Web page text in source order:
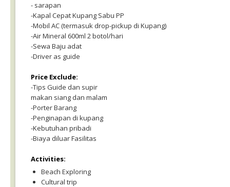
- sarapan
-Kapal Cepat Kupang Sabu PP
-Mobil AC (termasuk drop-pickup di Kupang)
-Air Mineral 600ml 2 botol/hari
-Sewa Baju adat
-Driver as guide
Price Exclude:
-Tips Guide dan supir
makan siang dan malam
-Porter Barang
-Penginapan di kupang
-Kebutuhan pribadi
-Biaya diluar Fasilitas
Activities:
Beach Exploring
Cultural trip